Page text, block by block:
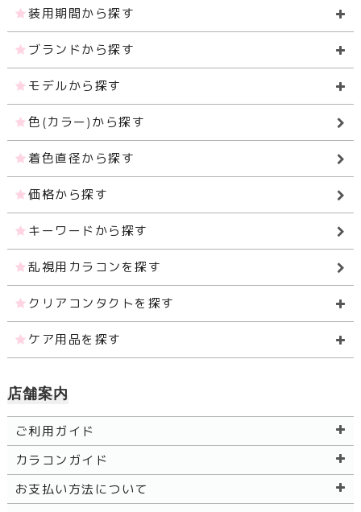
装用期間から探す
ブランドから探す
モデルから探す
色(カラー)から探す
着色直径から探す
価格から探す
キーワードから探す
乱視用カラコンを探す
クリアコンタクトを探す
ケア用品を探す
店舗案内
ご利用ガイド
カラコンガイド
お支払い方法について